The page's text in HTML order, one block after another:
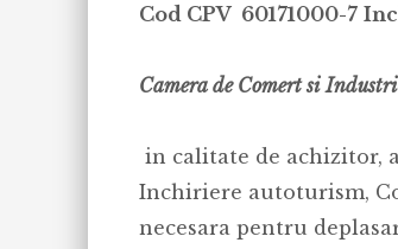
Cod CPV 60171000-7
Camera de Comert si
in calitate de achizitor,
Inchiriere autoturism,
necesara pentru